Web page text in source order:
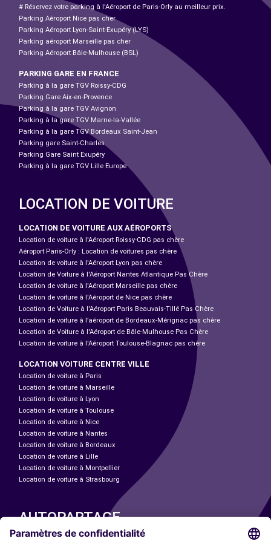
# Réservez votre parking à l'Aéroport de Paris-Orly au meilleur prix.
Parking Aéroport Nice pas cher
Parking Aéroport Lyon-Saint-Exupéry (LYS)
Parking aéroport Marseille pas cher
Parking Aéroport Bâle-Mulhouse (BSL)
PARKING GARE EN FRANCE
Parking à la gare TGV Roissy-CDG
Parking Gare Aix-en-Provence
Parking à la gare TGV Avignon
Parking à la gare TGV Marne-la-Vallée
Parking à la gare TGV Bordeaux Saint-Jean
Parking gare Saint-Charles
Parking Gare Saint Exupéry
Parking à la gare TGV Lille Europe
LOCATION DE VOITURE
LOCATION DE VOITURE AUX AÉROPORTS
Location de voiture à l'Aéroport Roissy-CDG pas chère
Aéroport Paris-Orly : Location de voitures pas chère
Location de voiture à l'Aéroport Lyon pas chère
Location de Voiture à l'Aéroport Nantes Atlantique Pas Chère
Location de voiture à l'Aéroport Marseille pas chère
Location de voiture à l'Aéroport de Nice pas chère
Location de Voiture à l'Aéroport Paris Beauvais-Tillé Pas Chère
Location de voiture à l’aéroport de Bordeaux-Mérignac pas chère
Location de Voiture à l'Aéroport de Bâle-Mulhouse Pas Chère
Location de voiture à l'Aéroport Toulouse-Blagnac pas chère
LOCATION VOITURE CENTRE VILLE
Location de voiture à Paris
Location de voiture à Marseille
Location de voiture à Lyon
Location de voiture à Toulouse
Location de voiture à Nice
Location de voiture à Nantes
Location de voiture à Bordeaux
Location de voiture à Lille
Location de voiture à Montpellier
Location de voiture à Strasbourg
AUTOPARTAGE